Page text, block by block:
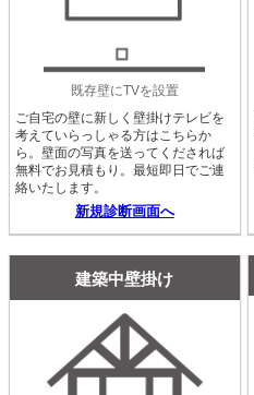
既存壁にTVを設置
ご自宅の壁に新しく壁掛けテレビを
考えていらっしゃる方はこちらか
ら。壁面の写真を送ってくだされば
無料でお見積もり。最短即日でご連
絡いたします。
新規診断画面へ
建築中壁掛け